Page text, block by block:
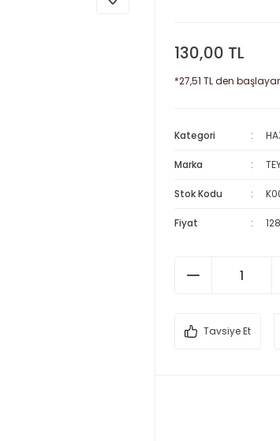
130,00 TL
*27,51 TL den
Kategori
Marka
Stok Kodu
Fiyat
Tavsiye Et